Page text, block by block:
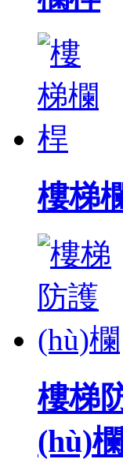
樓梯
樓梯
(hù)欄